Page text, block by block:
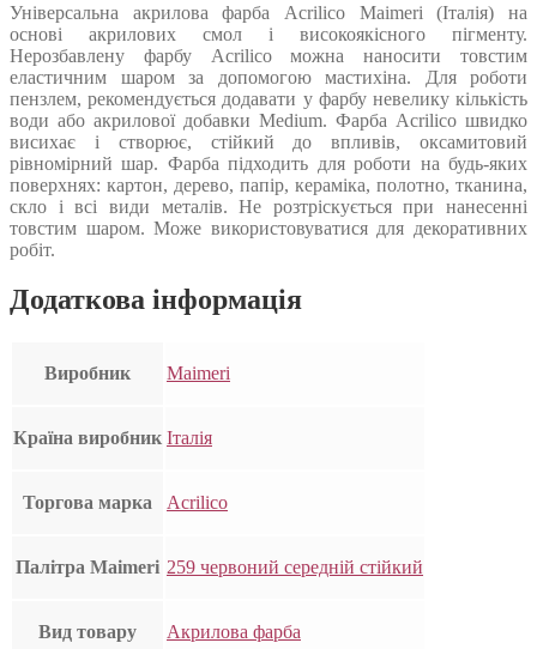
Універсальна акрилова фарба Acrilico Maimeri (Італія) на
основі акрилових смол і високоякісного пігменту.
Нерозбавлену фарбу Acrilico можна наносити товстим
еластичним шаром за допомогою мастихіна. Для роботи
пензлем, рекомендується додавати у фарбу невелику кількість
води або акрилової добавки Medium. Фарба Acrilico швидко
висихає і створює, стійкий до впливів, оксамитовий
рівномірний шар. Фарба підходить для роботи на будь-яких
поверхнях: картон, дерево, папір, кераміка, полотно, тканина,
скло і всі види металів. Не розтріскується при нанесенні
товстим шаром. Може використовуватися для декоративних
робіт.
Додаткова інформація
Виробник Maimeri
Країна виробник Італія
Торгова марка Acrilico
Палітра Maimeri 259 червоний середній стійкий
Вид товару Акрилова фарба